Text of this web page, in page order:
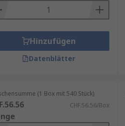
Hinzufügen
Datenblätter
(1 Box mit 540 Stück)
CHF.56.56/Box